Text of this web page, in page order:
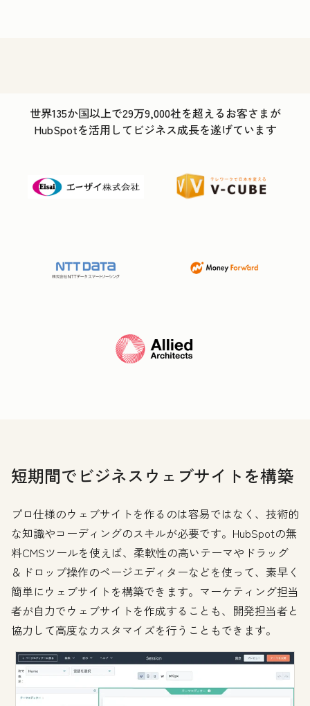
世界135か国以上で29万9,000社を超えるお客さまが
HubSpotを活用してビジネス成長を遂げています
短期間でビジネスウェブサイトを構築
プロ仕様のウェブサイトを作るのは容易ではなく、技術的
な知識やコーディングのスキルが必要です。HubSpotの無
料CMSツールを使えば、柔軟性の高いテーマやドラッグ
＆ドロップ操作のページエディターなどを使って、素早く
簡単にウェブサイトを構築できます。マーケティング担当
者が自力でウェブサイトを作成することも、開発担当者と
協力して高度なカスタマイズを行うこともできます。